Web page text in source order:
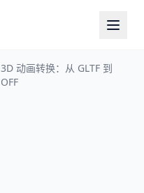
3D 动画转换：从 GLTF 到
OFF